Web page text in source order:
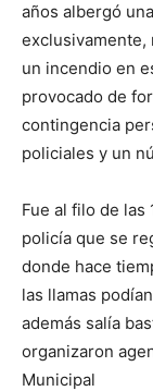
años albergó
exclusivamente,
un incendio en
provocado de
contingencia
policiales y un
Fue al filo de
policía que se
donde hace
las llamas
además salía
organizaron
Municipal